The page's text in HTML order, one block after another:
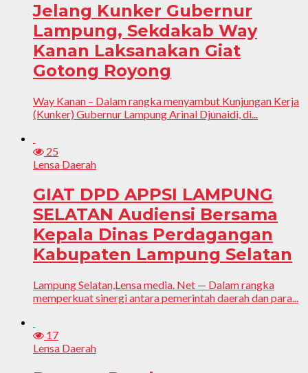
Jelang Kunker Gubernur
Lampung, Sekdakab Way
Kanan Laksanakan Giat
Gotong Royong
Way Kanan – Dalam rangka menyambut Kunjungan Kerja
(Kunker) Gubernur Lampung Arinal Djunaidi, di...
25
Lensa Daerah
GIAT DPD APPSI LAMPUNG
SELATAN Audiensi Bersama
Kepala Dinas Perdagangan
Kabupaten Lampung Selatan
Lampung Selatan,Lensa media. Net — Dalam rangka
memperkuat sinergi antara pemerintah daerah dan para...
17
Lensa Daerah